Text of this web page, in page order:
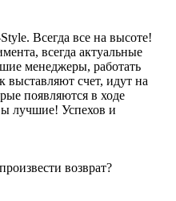
Всегда все на высоте!
всегда актуальные
менеджеры, работать
выставляют счет, идут на
появляются в ходе
лучшие! Успехов и
возврат?